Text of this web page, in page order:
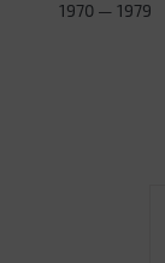
1970 — 1979